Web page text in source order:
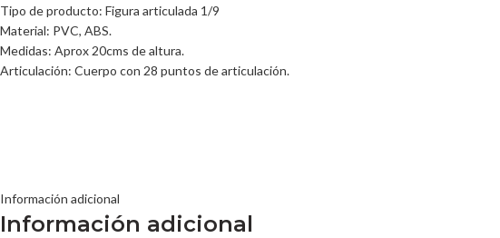
Tipo de producto: Figura articulada 1/9
Material: PVC, ABS.
Medidas: Aprox 20cms de altura.
Articulación: Cuerpo con 28 puntos de articulación.
Información adicional
Información adicional